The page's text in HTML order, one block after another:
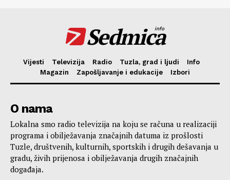
Sedmica
info
Vijesti Televizija Radio Tuzla, grad i ljudi
Info
Magazin
Zapošljavanje i edukacije Izbori
O nama
Lokalna smo radio televizija na koju se računa u realizaciji
programa i obilježavanja značajnih datuma iz prošlosti
Tuzle, društvenih, kulturnih, sportskih i drugih dešavanja u
gradu, živih prijenosa i obilježavanja drugih značajnih
događaja.